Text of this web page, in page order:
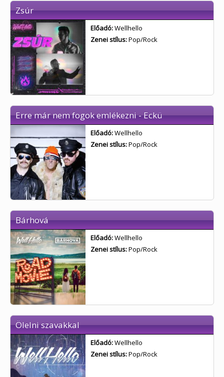
Zsúr
Előadó:Wellhello
Zenei stílus:Pop/Rock
Erre már nem fogok emlékezni - Eckü
Előadó:Wellhello
Zenei stílus:Pop/Rock
Bárhová
Előadó:Wellhello
Zenei stílus:Pop/Rock
Ölelni szavakkal
Előadó:Wellhello
Zenei stílus:Pop/Rock